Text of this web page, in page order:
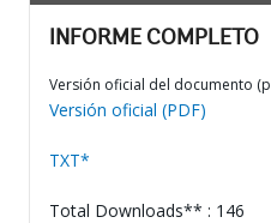
INFORME COMPLETO
Versión oficial del documento
Versión oficial (PDF)
TXT*
Total Downloads** : 146